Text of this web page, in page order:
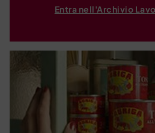
Entra nell'Archivio